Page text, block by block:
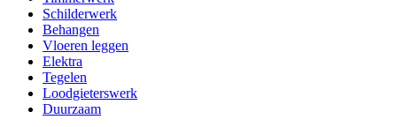
Schilderwerk
Behangen
Vloeren leggen
Elektra
Tegelen
Loodgieterswerk
Duurzaam